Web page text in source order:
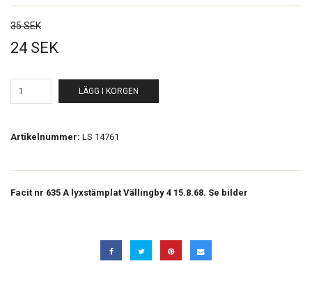
35 SEK
24 SEK
LÄGG I KORGEN
Artikelnummer: LS 14761
Facit nr 635 A lyxstämplat Vällingby 4 15.8.68. Se bilder